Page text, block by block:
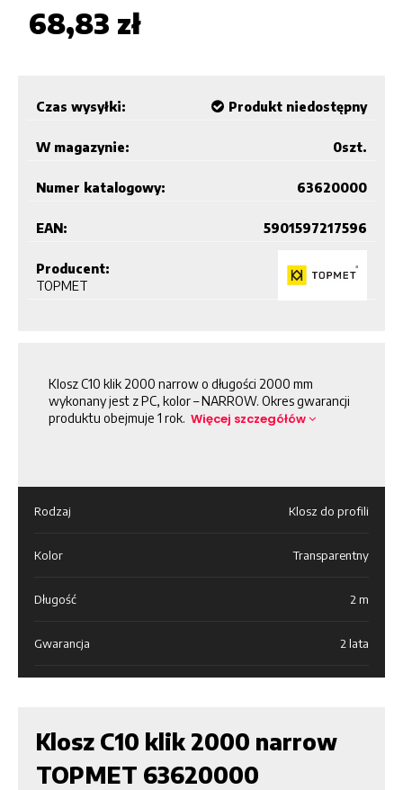
68,83 zł
Czas wysyłki: Produkt niedostępny
W magazynie: szt.
0
Numer katalogowy: 63620000
EAN: 5901597217596
Producent:
TOPMET
Klosz C10 klik 2000 narrow o długości 2000 mm
wykonany jest z PC, kolor – NARROW. Okres gwarancji
produktu obejmuje 1 rok. Więcej szczegółów
Rodzaj Klosz do profili
Kolor Transparentny
Długość 2 m
Gwarancja 2 lata
Klosz C10 klik 2000 narrow
TOPMET 63620000